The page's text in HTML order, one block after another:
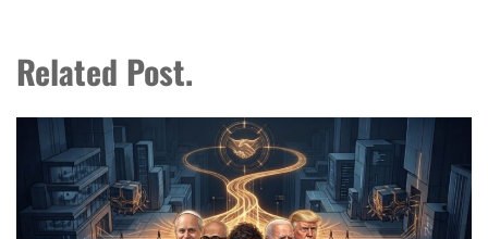
Related Post.